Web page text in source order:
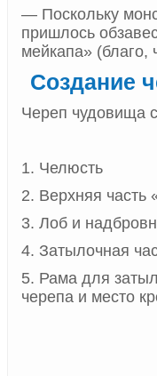
— Поскольку
пришлось
мейкапа» (благо,
Создание
Череп чудовища
1. Челюсть
2. Верхняя часть
3. Лоб и
4. Затылочная
5. Рама для
черепа и место